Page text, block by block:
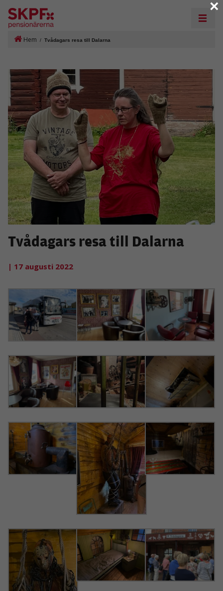
Hem / Tvådagars resa till Dalarna
Tvådagars resa till Dalarna
| 17 augusti 2022
×